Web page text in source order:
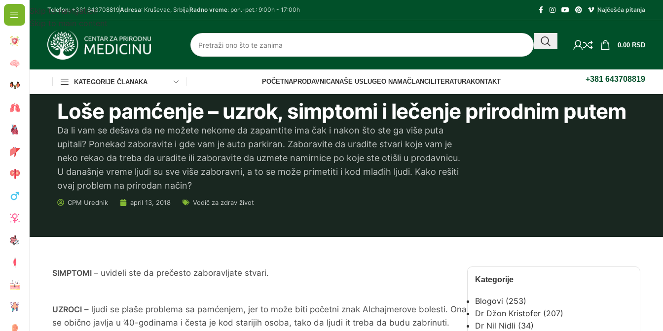
Skip to navigation
Skip to main content
Telefon: +381 643708819Adresa: Kruševac, SrbijaRadno vreme: pon.-pet.: 9:00h - 17:00h Najčešća pitanja
0.00 RSD
KATEGORIJE ČLANAKA POČETNAPRODAVNICANAŠE USLUGEO NAMAČLANCI LITERATURAKONTAKT +381 643708819
Loše pamćenje – uzrok, simptomi i lečenje prirodnim putem
Da li vam se dešava da ne možete nekome da zapamtite ima čak i nakon što ste ga više puta
upitali? Ponekad zaboravite i gde vam je auto parkiran. Zaboravite da uradite stvari koje vam je
neko rekao da treba da uradite ili zaboravite da uzmete namirnice po koje ste otišli u prodavnicu.
U današnje vreme ljudi su sve više zaboravni, a to se može primetiti i kod mlađih ljudi. Kako rešiti
ovaj problem na prirodan način?
CPM Urednik april 13, 2018 Vodič za zdrav život
Kategorije
Blogovi (253)
Dr Džon Kristofer(207)
Dr Nil Nidli (34)
SIMPTOMI – uvideli ste da prečesto zaboravljate stvari.
UZROCI – ljudi se plaše problema sa pamćenjem, jer to može biti početni znak Alchajmerove bolesti. Ona
se obično javlja u ’40-godinama i česta je kod starijih osoba, tako da ljudi it treba da budu zabrinuti.